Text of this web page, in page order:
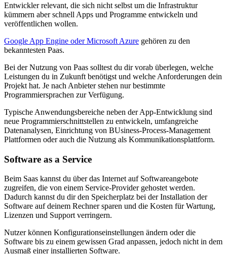
Entwickler relevant, die sich nicht selbst um die Infrastruktur
kümmern aber schnell Apps und Programme entwickeln und
veröffentlichen wollen.
Google App Engine oder Microsoft Azure gehören zu den
bekanntesten Paas.
Bei der Nutzung von Paas solltest du dir vorab überlegen, welche
Leistungen du in Zukunft benötigst und welche Anforderungen dein
Projekt hat. Je nach Anbieter stehen nur bestimmte
Programmiersprachen zur Verfügung.
Typische Anwendungsbereiche neben der App-Entwicklung sind
neue Programmierschnittstellen zu entwickeln, umfangreiche
Datenanalysen, Einrichtung von BUsiness-Process-Management
Plattformen oder auch die Nutzung als Kommunikationsplattform.
Software as a Service
Beim Saas kannst du über das Internet auf Softwareangebote
zugreifen, die von einem Service-Provider gehostet werden.
Dadurch kannst du dir den Speicherplatz bei der Installation der
Software auf deinem Rechner sparen und die Kosten für Wartung,
Lizenzen und Support verringern.
Nutzer können Konfigurationseinstellungen ändern oder die
Software bis zu einem gewissen Grad anpassen, jedoch nicht in dem
Ausmaß einer installierten Software.